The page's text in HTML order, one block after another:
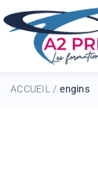
ACCUEIL / engins